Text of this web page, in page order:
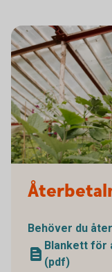
Behöver du
Blankett för
(pdf)